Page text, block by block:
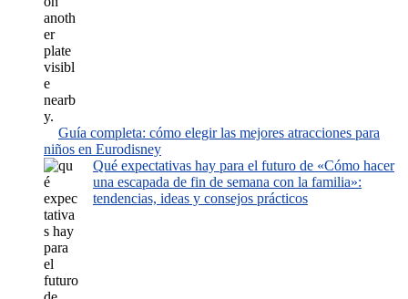
Guía completa: cómo elegir las mejores atracciones para
niños en Eurodisney
Qué expectativas hay para el futuro de «Cómo hacer
una escapada de fin de semana con la familia»:
tendencias, ideas y consejos prácticos